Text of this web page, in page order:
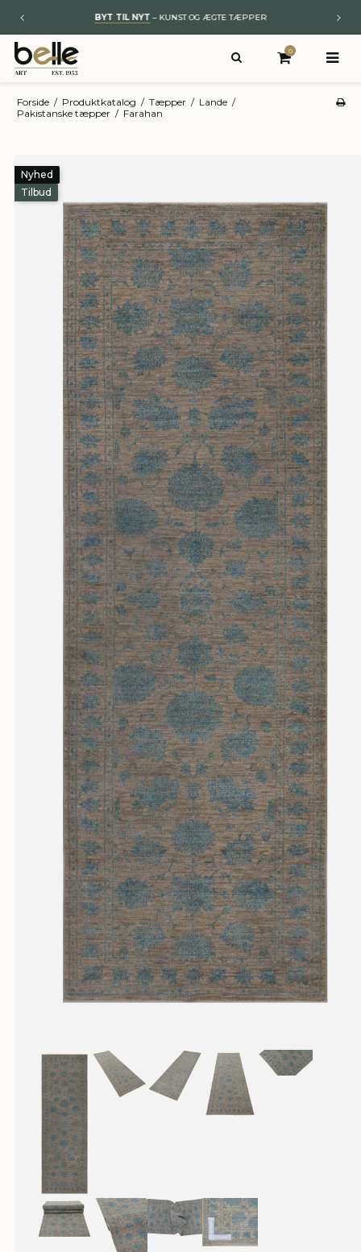
BYT TIL NYT – KUNST OG ÆGTE TÆPPER
0
Forside / Produktkatalog / Tæpper / Lande /
Pakistanske tæpper / Farahan
Nyhed
Tilbud